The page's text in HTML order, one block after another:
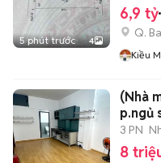
5 phút trước 4
6,9 tỷ
Q.
Kiều
(Nhà
p.ngủ
3 PN
8